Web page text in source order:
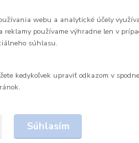
webu a analytické účely
reklamy používame výhradne len v
súhlasu.
kedykoľvek upraviť odkazom v
Súhlasím